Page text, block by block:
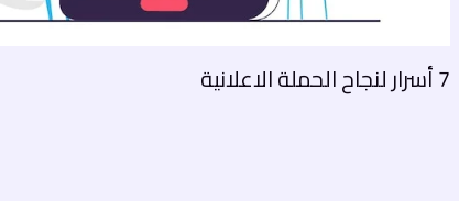
7 أسرار لنجاح الحملة الاعلانية